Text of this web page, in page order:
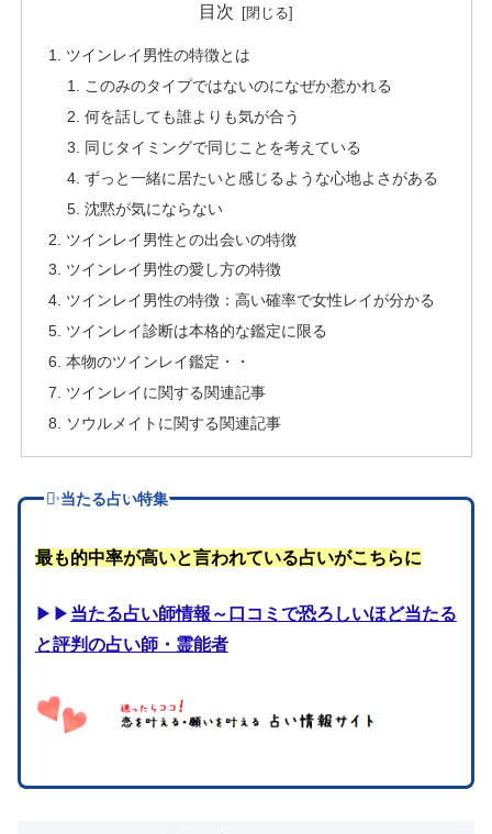
目次
ツインレイ男性の特徴とは
このみのタイプではないのになぜか惹かれる
何を話しても誰よりも気が合う
同じタイミングで同じことを考えている
ずっと一緒に居たいと感じるような心地よさがある
沈黙が気にならない
ツインレイ男性との出会いの特徴
ツインレイ男性の愛し方の特徴
ツインレイ男性の特徴：高い確率で女性レイが分かる
ツインレイ診断は本格的な鑑定に限る
本物のツインレイ鑑定・・
ツインレイに関する関連記事
ソウルメイトに関する関連記事
当たる占い特集
最も的中率が高いと言われている占いがこちらに
▶▶ 当たる占い師情報～口コミで恐ろしいほど当たる
と評判の占い師・霊能者